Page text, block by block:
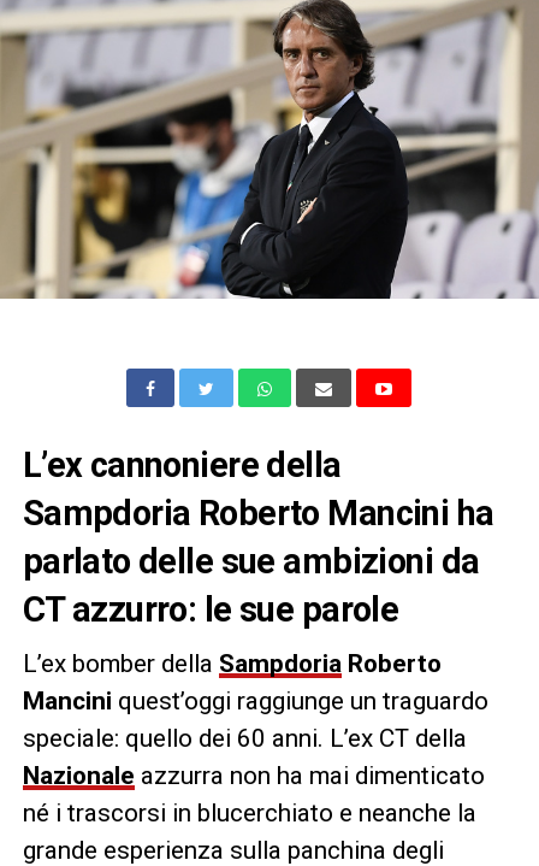
L’ex cannoniere della
Sampdoria Roberto Mancini ha
parlato delle sue ambizioni da
CT azzurro: le sue parole
L’ex bomber della Sampdoria Roberto
Mancini quest’oggi raggiunge un traguardo
speciale: quello dei 60 anni. L’ex CT della
Nazionale azzurra non ha mai dimenticato
né i trascorsi in blucerchiato e neanche la
grande esperienza sulla panchina degli